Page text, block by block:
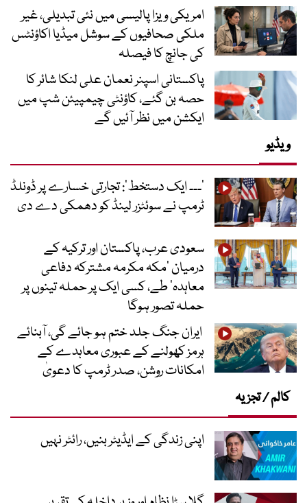
امریکی ویزا پالیسی میں نئی تبدیلی، غیر
ملکی صحافیوں کے سوشل میڈیا اکاؤنٹس
کی جانچ کا فیصلہ
پاکستانی اسپنر نعمان علی لنکا شائر کا
حصہ بن گئے، کاؤنٹی چیمپیئن شپ میں
ایکشن میں نظر آئیں گے
ویڈیو
’۔۔۔ ایک دستخط‘: تجارتی خسارے پر ڈونلڈ
ٹرمپ نے سوئٹزر لینڈ کو دھمکی دے دی
سعودی عرب، پاکستان اور ترکیہ کے
درمیان ’مکہ مکرمہ مشترکہ دفاعی
معاہدہ‘ طے، کسی ایک پر حملہ تینوں پر
حملہ تصور ہوگا
ایران جنگ جلد ختم ہو جائے گی، آبنائے
ہرمز کھولنے کے عبوری معاہدے کے
امکانات روشن، صدر ٹرمپ کا دعویٰ
کالم / تجزیہ
اپنی زندگی کے ایڈیٹر بنیں، رائٹر نہیں